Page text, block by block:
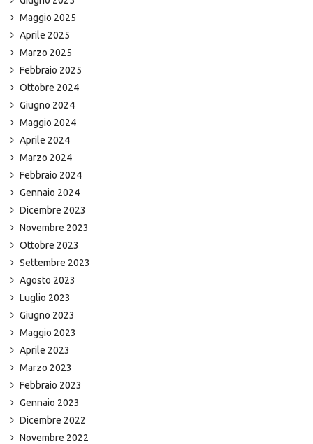
Maggio 2025
Aprile 2025
Marzo 2025
Febbraio 2025
Ottobre 2024
Giugno 2024
Maggio 2024
Aprile 2024
Marzo 2024
Febbraio 2024
Gennaio 2024
Dicembre 2023
Novembre 2023
Ottobre 2023
Settembre 2023
Agosto 2023
Luglio 2023
Giugno 2023
Maggio 2023
Aprile 2023
Marzo 2023
Febbraio 2023
Gennaio 2023
Dicembre 2022
Novembre 2022